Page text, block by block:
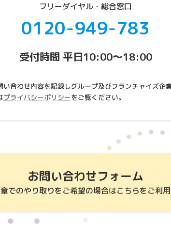
フリーダイヤル・総合窓口
0120-949-783
受付時間 平日10:00～18:00
合わせ内容を記録しグループ及びフランチャイズ企
プライバシーポリシーをご覧ください。
お問い合わせフォーム
でのやり取りをご希望の場合はこちらをご利用